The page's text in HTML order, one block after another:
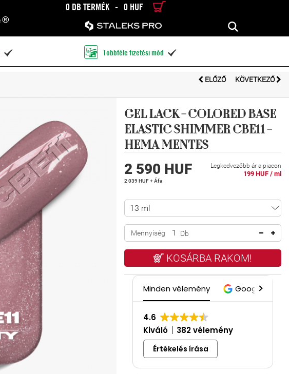
0 DB TERMÉK - 0 HUF
RÉSZLETES KERESÉS KERESÉS
 Többféle fizetési mód 
ELŐZŐ KÖVETKEZŐ
GEL LACK - COLORED BASE
ELASTIC SHIMMER CBE11 -
HEMA MENTES
Legkedvezőbb ár a piacon
199 HUF / ml
2 590 HUF
2 039 HUF + Áfa
Mennyiség Db
KOSÁRBA RAKOM!
Minden vélemény Google
4.6
Kiváló
382 vélemény
Értékelés írása